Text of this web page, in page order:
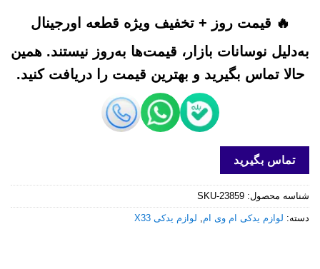
🔥 قیمت روز + تخفیف ویژه قطعه اورجینال
به‌دلیل نوسانات بازار، قیمت‌ها به‌روز نیستند. همین
حالا تماس بگیرید و بهترین قیمت را دریافت کنید.
تماس بگیرید
شناسه محصول: SKU-23859
دسته: لوازم یدکی ام وی ام, لوازم یدکی X33